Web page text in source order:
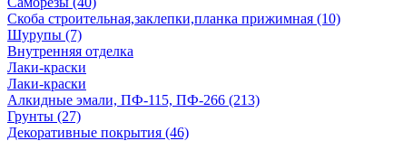
Скоба строительная,заклепки,планка прижимная (10)
Шурупы (7)
Внутренняя отделка
Лаки-краски
Лаки-краски
Алкидные эмали, ПФ-115, ПФ-266 (213)
Грунты (27)
Декоративные покрытия (46)